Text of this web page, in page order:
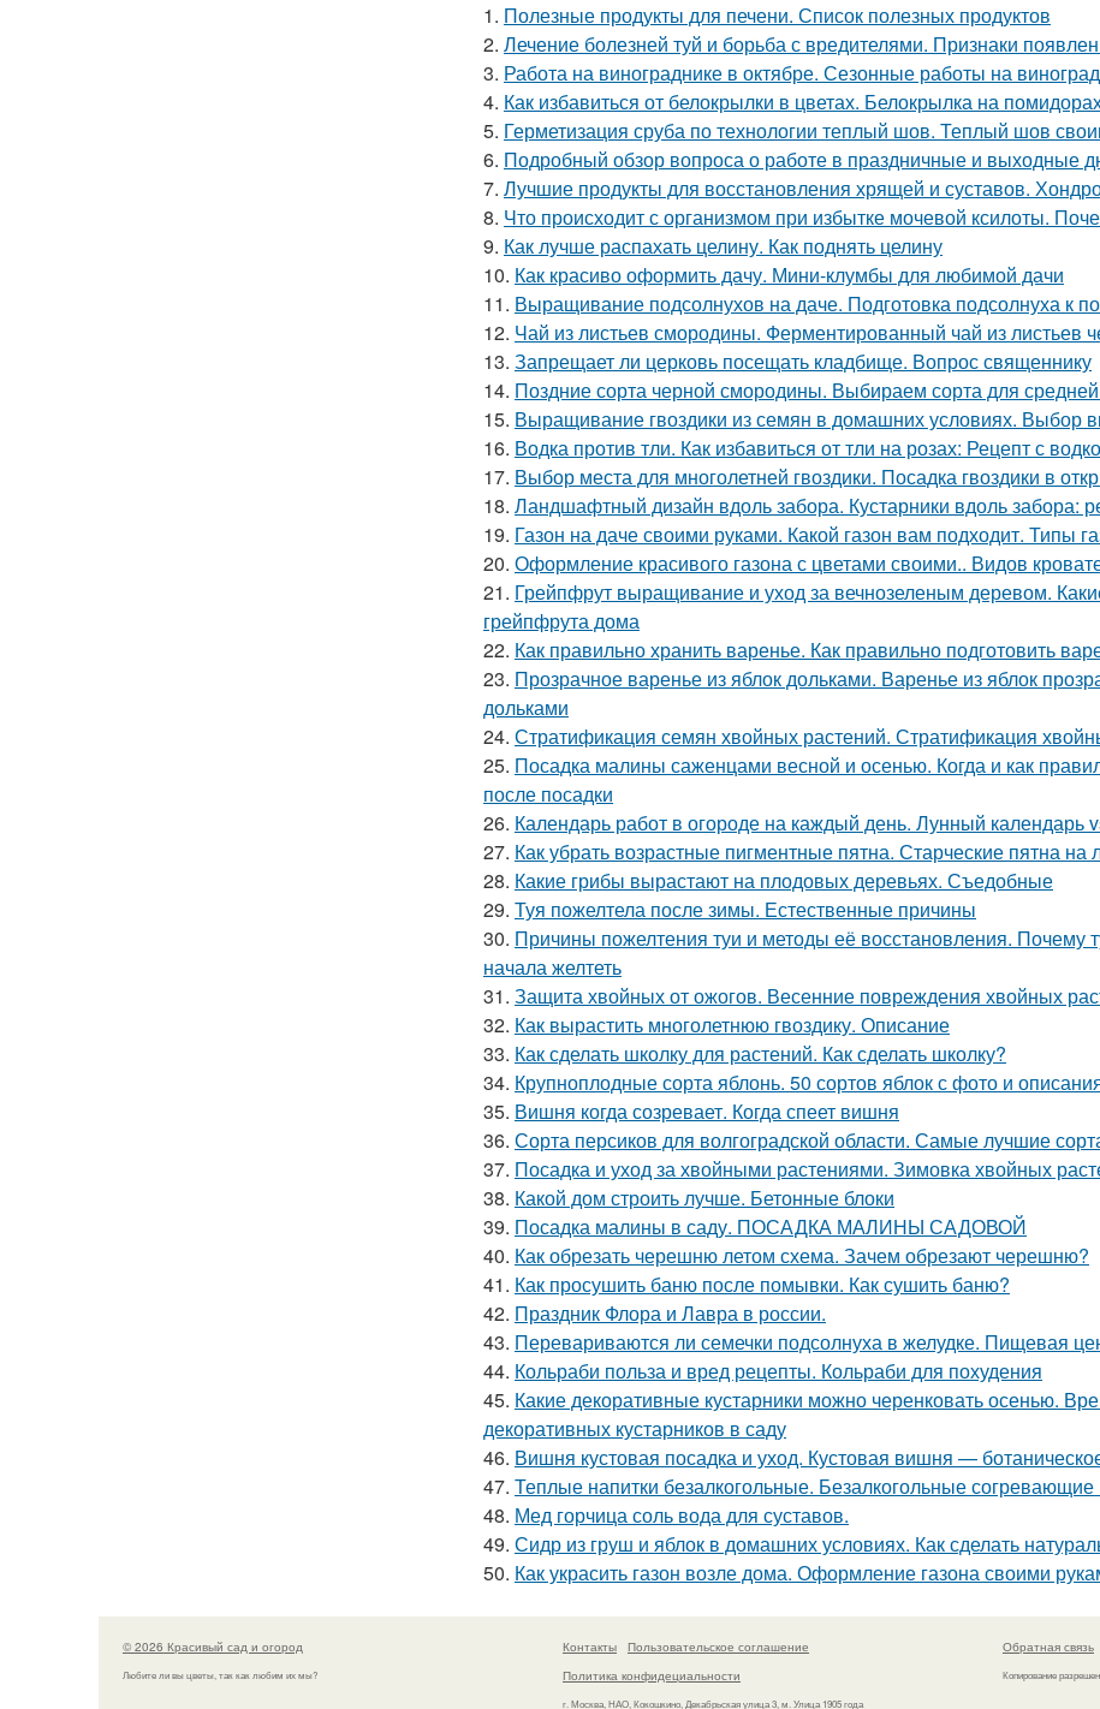
1. Полезные продукты для печени. Список полезных продуктов
2. Лечение болезней туй и борьба с вредителями. Признаки
3. Работа на винограднике в октябре. Сезонные работы на
4. Как избавиться от белокрылки в цветах. Белокрылка на
5. Герметизация сруба по технологии теплый шов. Теплый шов
6. Подробный обзор вопроса о работе в праздничные и выходные
7. Лучшие продукты для восстановления хрящей и суставов.
8. Что происходит с организмом при избытке мочевой ксилоты.
9. Как лучше распахать целину. Как поднять целину
10. Как красиво оформить дачу. Мини-клумбы для любимой дачи
11. Выращивание подсолнухов на даче. Подготовка подсолнуха к
12. Чай из листьев смородины. Ферментированный чай из листьев
13. Запрещает ли церковь посещать кладбище. Вопрос священнику
14. Поздние сорта черной смородины. Выбираем сорта для
15. Выращивание гвоздики из семян в домашних условиях. Выбор
16. Водка против тли. Как избавиться от тли на розах: Рецепт с
17. Выбор места для многолетней гвоздики. Посадка гвоздики в
18. Ландшафтный дизайн вдоль забора. Кустарники вдоль забора:
19. Газон на даче своими руками. Какой газон вам подходит. Типы
20. Оформление красивого газона с цветами своими.. Видов
21. Грейпфрут выращивание и уход за вечнозеленым деревом.
грейпфрута дома
22. Как правильно хранить варенье. Как правильно подготовить
23. Прозрачное варенье из яблок дольками. Варенье из яблок
дольками
24. Стратификация семян хвойных растений. Стратификация
25. Посадка малины саженцами весной и осенью. Когда и как
после посадки
26. Календарь работ в огороде на каждый день. Лунный календарь
27. Как убрать возрастные пигментные пятна. Старческие пятна на
28. Какие грибы вырастают на плодовых деревьях. Съедобные
29. Туя пожелтела после зимы. Естественные причины
30. Причины пожелтения туи и методы её восстановления. Почему
начала желтеть
31. Защита хвойных от ожогов. Весенние повреждения хвойных
32. Как вырастить многолетнюю гвоздику. Описание
33. Как сделать школку для растений. Как сделать школку?
34. Крупноплодные сорта яблонь. 50 сортов яблок с фото и
35. Вишня когда созревает. Когда спеет вишня
36. Сорта персиков для волгоградской области. Самые лучшие
37. Посадка и уход за хвойными растениями. Зимовка хвойных
38. Какой дом строить лучше. Бетонные блоки
39. Посадка малины в саду. ПОСАДКА МАЛИНЫ САДОВОЙ
40. Как обрезать черешню летом схема. Зачем обрезают черешню?
41. Как просушить баню после помывки. Как сушить баню?
42. Праздник Флора и Лавра в россии.
43. Перевариваются ли семечки подсолнуха в желудке. Пищевая
44. Кольраби польза и вред рецепты. Кольраби для похудения
45. Какие декоративные кустарники можно черенковать осенью.
декоративных кустарников в саду
46. Вишня кустовая посадка и уход. Кустовая вишня —
47. Теплые напитки безалкогольные. Безалкогольные
48. Мед горчица соль вода для суставов.
49. Сидр из груш и яблок в домашних условиях. Как сделать
50. Как украсить газон возле дома. Оформление газона своими
© 2026 Красивый сад и огород
Любите ли вы цветы, так как любим их мы?
Контакты
Пользовательское соглашение
Политика конфидециальности
г. Москва, НАО, Кокошкино, Декабрьская улица 3, м. Улица 1905 года
Обратная связь
Копирование